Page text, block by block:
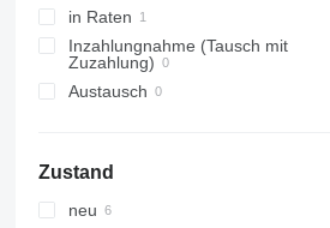
in Raten
Inzahlungnahme (Tausch mit
Zuzahlung)
Austausch
Zustand
neu